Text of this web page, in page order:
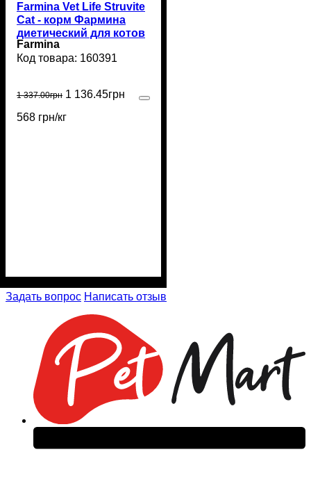
Farmina Vet Life Struvite
Cat - корм Фармина
диетический для котов
для растворения
струвитных уролитов 2
Farmina
160391
1 337.00грн 1 136.45грн
568 грн/кг
Задать вопрос Написать отзыв